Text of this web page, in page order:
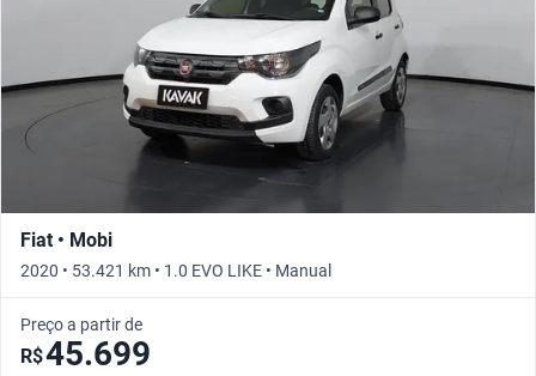
Fiat • Mobi
2020 • 53.421 km • 1.0 EVO LIKE • Manual
Preço a partir de
R$45.699